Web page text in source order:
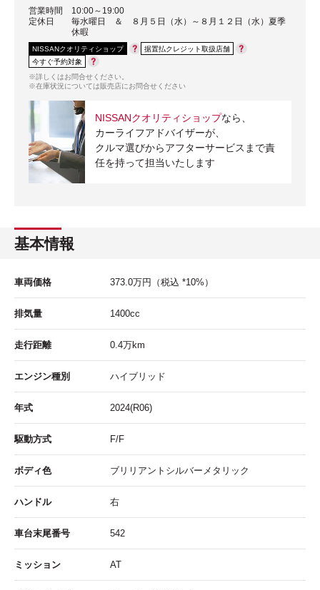
営業時間
10:00～19:00
定休日
毎水曜日 ＆ ８月５日（水）～８月１２日（水）夏季
休暇
NISSANクオリティショップ
据置払クレジット取扱店舗
今すぐ予約対象
※詳しくはお問合せください。
※在庫状況については販売店にお問合せください
NISSANクオリティショップなら、
カーライフアドバイザーが、
クルマ選びからアフターサービスまで責
任を持って担当いたします
基本情報
車両価格 373.0万円 （税込 *10%）
排気量 1400cc
走行距離 0.4万km
エンジン種別 ハイブリッド
年式 2024(R06)
駆動方式 F/F
ボディ色 ブリリアントシルバーメタリック
ハンドル 右
車台末尾番号 542
ミッション AT